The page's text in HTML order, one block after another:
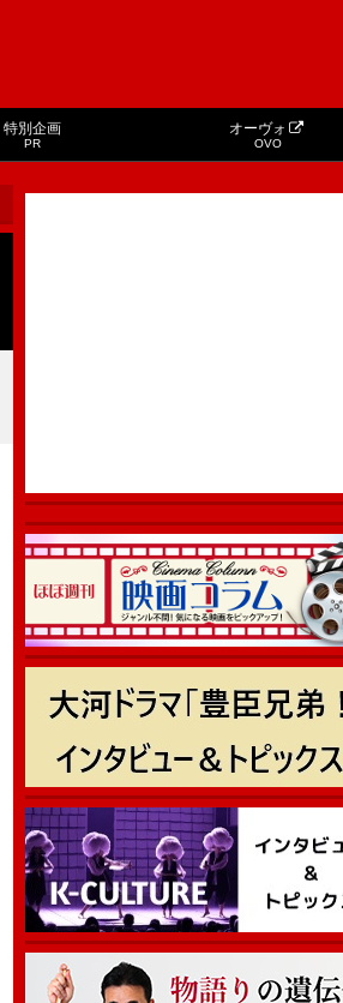
特別企画
PR
オーヴォ
OVO